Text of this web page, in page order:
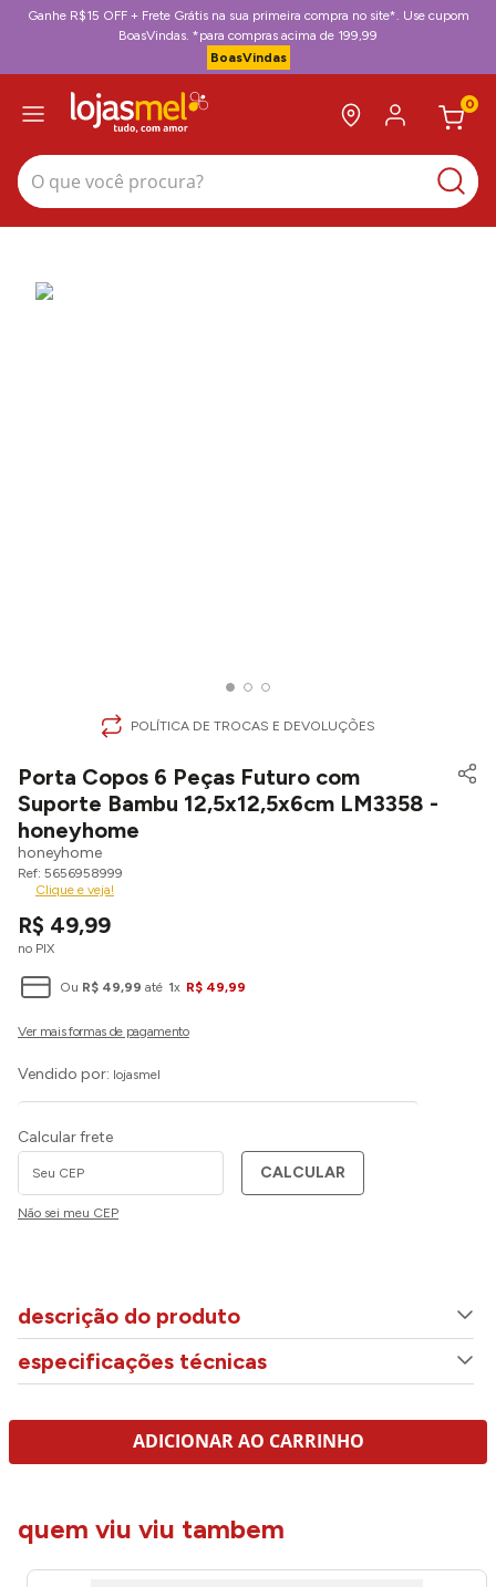
Ganhe R$15 OFF + Frete Grátis na sua primeira compra no site*. Use cupom
BoasVindas. *para compras acima de 199,99
BoasVindas
0
O que você procura?
POLÍTICA DE TROCAS E DEVOLUÇÕES
Porta Copos 6 Peças Futuro com
Suporte Bambu 12,5x12,5x6cm LM3358 -
honeyhome
honeyhome
5656958999
Clique e veja!
R$ 49,99
no PIX
Ou R$ 49,99 até 1x R$ 49,99
Vendido por: lojasmel
Calcular frete
CALCULAR
Não sei meu CEP
descrição do produto
especificações técnicas
ADICIONAR AO CARRINHO
quem viu viu tambem